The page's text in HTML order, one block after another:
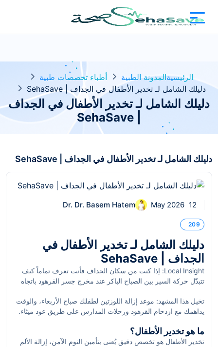
الرئيسيةالمدونة الطبية
أطباء تخصصات طبية
دليلك الشامل لـ تخدير الأطفال في الجداف | SehaSave
دليلك الشامل لـ تخدير الأطفال في الجداف
دليلك الشامل لـ تخدير الأطفال في الجداف | SehaSave
12 May 2026
Dr. Dr. Basem Hatem
209
دليلك الشامل لـ تخدير الأطفال في
الجداف | SehaSave
Local Insight: إذا كنت من سكان الجداف فأنت تعرف تماماً كيف
تتبدّل حركة السير بين الصباح الباكر عند مخرج جسر القرهود باتجاه
Waterfront بجوار مركز جميل للفنون. في عطلات نهاية الأسبوع
يزدحم الموقف المحاذي لمكتبة محمد بن راشد، بينما يظل الوصول
الجداف بين معبر الخليج التجاري ودبي فيستيفال سيتي يمنح العائلات
مرونة وصول إلى العيادات، دون الابتعاد عن محمية رأس الخور
تخيل هذا المشهد: موعد إزالة اللوزتين لطفلك صباح الأربعاء، والوقت
يداهمك مع ازدحام القرهود ورحلات المدارس على طريق عود ميثاء.
ننصحك بقراءة هذا الدليل بهدوء: ما هو تخدير الأطفال؟ متى نحتاجه؟
ما هو تخدير الأطفال؟
تخدير الأطفال هو تخصص دقيق يُعنى بتأمين النوم الآمن، إزالة الألم